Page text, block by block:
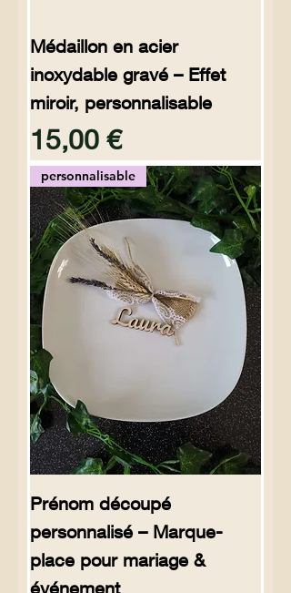
Médaillon en acier
inoxydable gravé – Effet
miroir, personnalisable
Preço
15,00 €
personnalisable
Prénom découpé
personnalisé – Marque-
place pour mariage &
événement